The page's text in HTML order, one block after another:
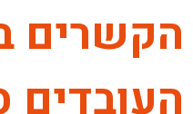
הקשרים
העובדים